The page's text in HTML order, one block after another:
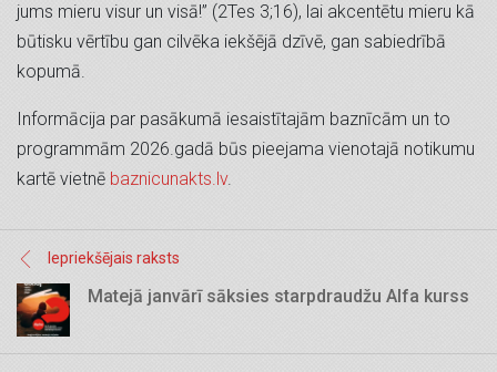
jums mieru visur un visā!” (2Tes 3;16), lai akcentētu mieru kā
būtisku vērtību gan cilvēka iekšējā dzīvē, gan sabiedrībā
kopumā.
Informācija par pasākumā iesaistītajām baznīcām un to
programmām 2026.gadā būs pieejama vienotajā notikumu
kartē vietnē baznicunakts.lv.
Iepriekšējais raksts
Matejā janvārī sāksies starpdraudžu Alfa kurss